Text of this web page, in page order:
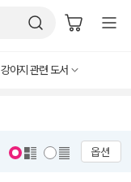
강아지 관련 도서
옵션